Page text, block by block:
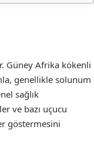
Güney Afrika kökenli
genellikle solunum
sağlık
ve bazı uçucu
göstermesini